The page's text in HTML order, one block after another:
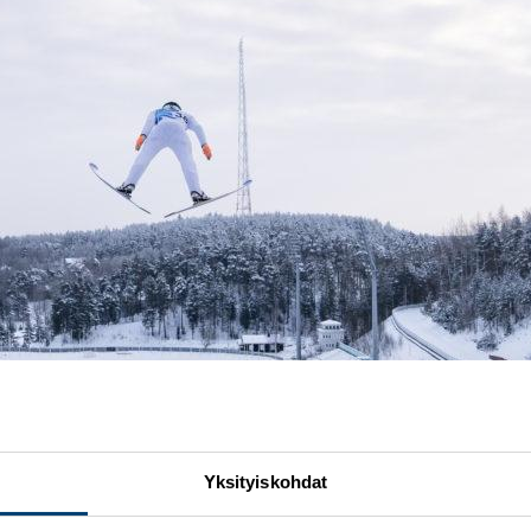
Yksityiskohdat